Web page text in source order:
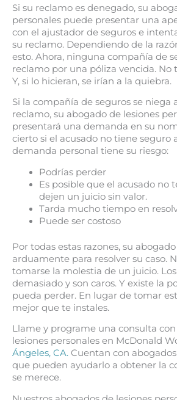
Si su reclamo es denegado, su
personales puede presentar una
con el ajustador de seguros e
su reclamo. Dependiendo de la
esto. Ahora, ninguna compañía de
reclamo por una póliza vencida. No
Y, si lo hicieran, se irían a la quiebra.
Si la compañía de seguros se niega
reclamo, su abogado de lesiones
presentará una demanda en su
cierto si el acusado no tiene seguro
demanda personal tiene su riesgo:
Podrías perder
Es posible que el acusado no
dejen un juicio sin valor.
Tarda mucho tiempo en
Puede ser costoso
Por todas estas razones, su
arduamente para resolver su caso.
tomarse la molestia de un juicio.
demasiado y son caros. Y existe la
pueda perder. En lugar de tomar
mejor que te instales.
Llame y programe una consulta
lesiones personales en McDonald
Ángeles, CA. Cuentan con
que pueden ayudarlo a obtener la
se merece.